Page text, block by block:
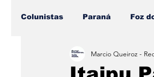
Colunistas Paraná Foz
Educação Negócios
Marcio Queiroz -